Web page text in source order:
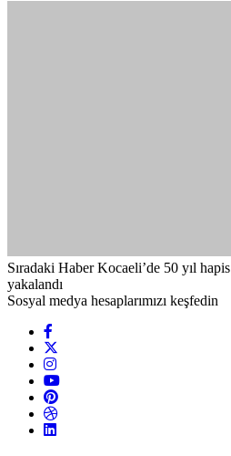
Sıradaki Haber Kocaeli’de 50 yıl
yakalandı
Sosyal medya hesaplarımızı keşfedin